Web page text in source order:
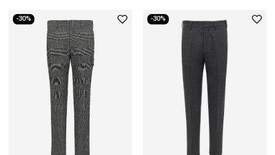
-30% -30%